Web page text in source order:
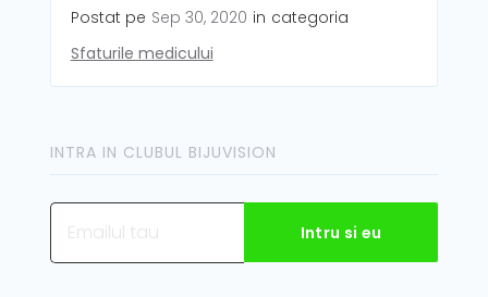
Postat pe Sep 30, 2020 in categoria
Sfaturile medicului
INTRA IN CLUBUL BIJUVISION